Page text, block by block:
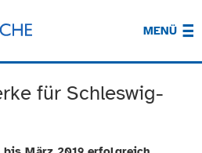
MENÜ
für Schleswig-